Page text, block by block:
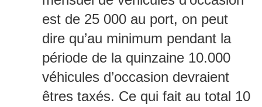
est de 25 000 au port, on peut
dire qu’au minimum pendant la
période de la quinzaine 10.000
véhicules d’occasion devraient
êtres taxés. Ce qui fait au total 10